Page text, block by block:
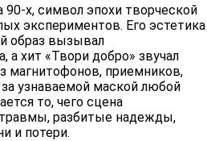
90-х, символ эпохи творческой
экспериментов. Его эстетика
образ вызывал
а хит «Твори добро» звучал
магнитофонов, приемников,
узнаваемой маской любой
то, чего сцена
разбитые надежды,
и потери.